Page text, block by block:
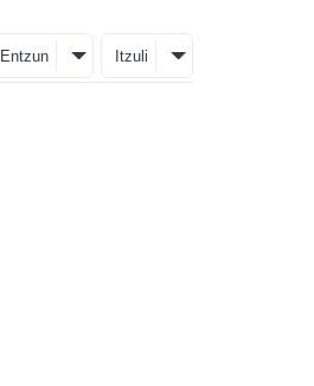
Entzun Itzuli